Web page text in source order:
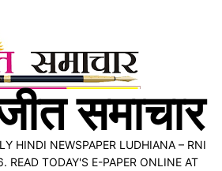
समाचार
HINDI NEWSPAPER LUDHIANA – RNI
TODAY'S E-PAPER ONLINE AT